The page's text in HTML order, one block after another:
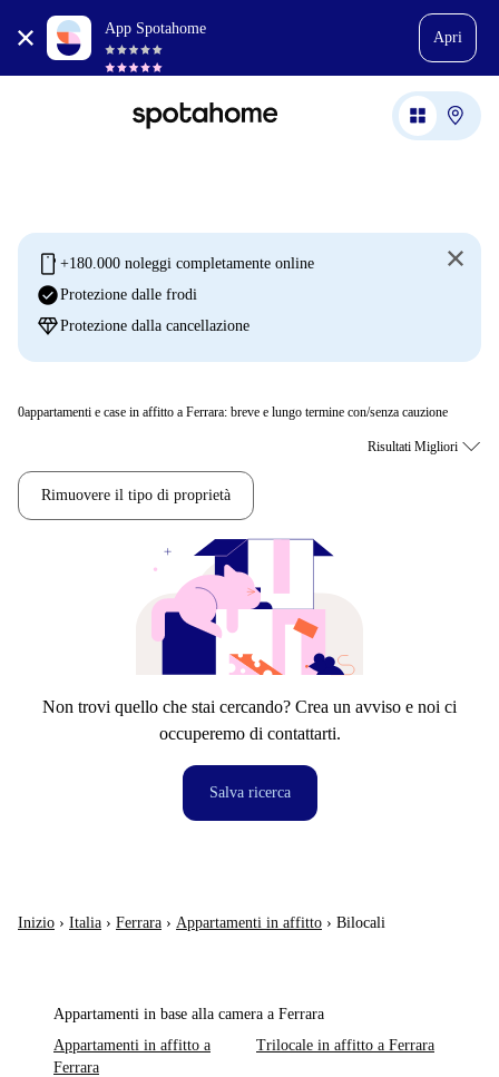
App Spotahome
Apri
mobile +180.000 noleggi completamente online
check_circleProtezione dalle frodi
diamondProtezione dalla cancellazione
0appartamenti e case in affitto a Ferrara: breve e lungo termine con/senza cauzione
Rimuovere il tipo di proprietà
Non trovi quello che stai cercando? Crea un avviso e noi ci
occuperemo di contattarti.
Salva ricerca
Inizio › Italia › Ferrara › Appartamenti in affitto › Bilocali
Appartamenti in base alla camera a Ferrara
Appartamenti in affitto a
Ferrara
Trilocale in affitto a Ferrara